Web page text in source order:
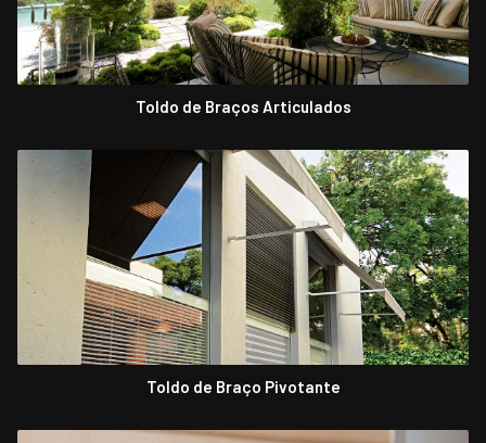
Toldo de Braços Articulados
Toldo de Braço Pivotante